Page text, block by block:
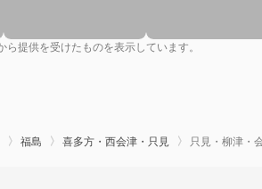
提供を受けたものを表示しています。
福島 喜多方・西会津・只見 只見・柳津・